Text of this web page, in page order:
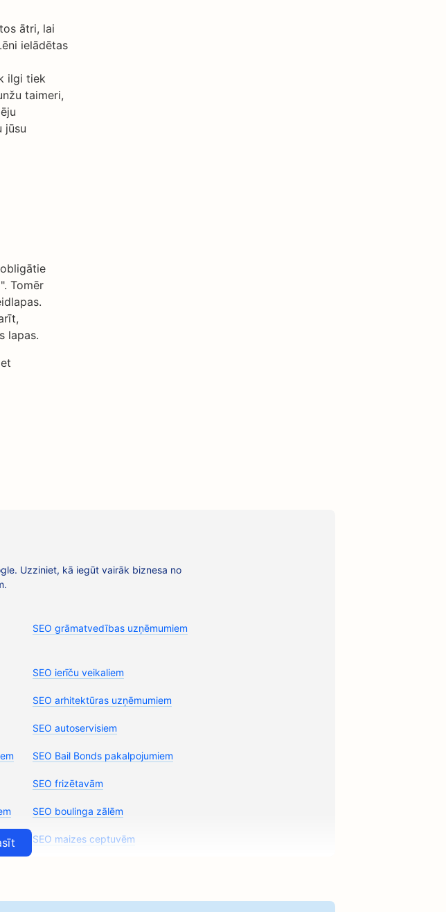
ātri, lai
ielādētas
ilgi tiek
taimeri,
jūsu
Tomēr
lapas.
Uzziniet, kā iegūt vairāk biznesa no
SEO grāmatvedības uzņēmumiem
SEO ierīču veikaliem
SEO arhitektūras uzņēmumiem
SEO autoservisiem
SEO Bail Bonds pakalpojumiem
SEO frizētavām
SEO boulinga zālēm
SEO maizes ceptuvēm